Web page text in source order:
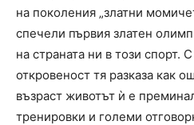
на поколения „златни
спечели първия златен
на страната ни в този спорт.
откровеност тя разказа как
възраст животът ѝ е
тренировки и големи